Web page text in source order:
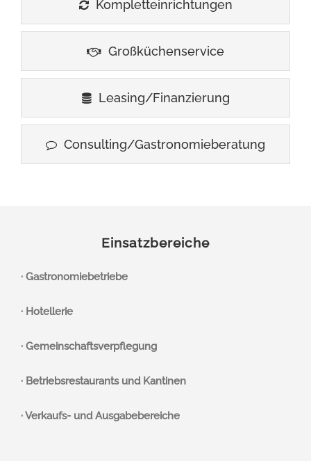
Kompletteinrichtungen
Großküchenservice
Leasing/Finanzierung
Consulting/Gastronomieberatung
Einsatzbereiche
· Gastronomiebetriebe
· Hotellerie
· Gemeinschaftsverpflegung
· Betriebsrestaurants und Kantinen
· Verkaufs- und Ausgabebereiche